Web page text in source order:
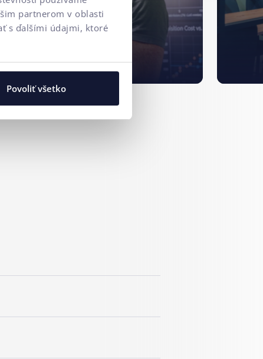
partnerom v oblasti
s ďalšími údajmi, ktoré
Povoliť všetko